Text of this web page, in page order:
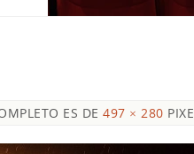
ES DE 497 × 280